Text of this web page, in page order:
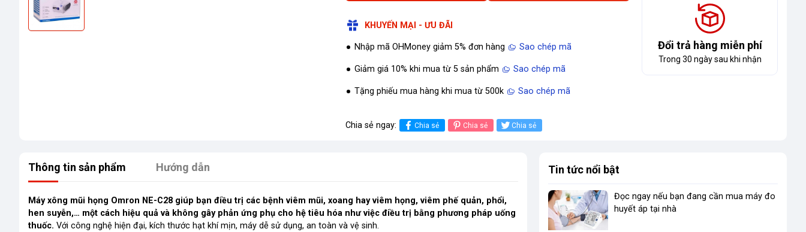
KHUYẾN MẠI - ƯU ĐÃI
Nhập mã OHMoney giảm 5% đơn hàng Sao chép mã
Giảm giá 10% khi mua từ 5 sản phẩm Sao chép mã
Tặng phiếu mua hàng khi mua từ 500k Sao chép mã
Chia sẻ ngay: Chia sẻ Chia sẻ Chia sẻ
Đổi trả hàng miễn phí
Trong 30 ngày sau khi nhận
Thông tin sản phẩm Hướng dẫn
Máy xông mũi họng Omron NE-C28 giúp bạn điều trị các bệnh viêm mũi, xoang hay viêm họng, viêm phế quản, phổi,
hen suyễn,… một cách hiệu quả và không gây phản ứng phụ cho hệ tiêu hóa như việc điều trị bằng phương pháp uống
thuốc. Với công nghệ hiện đại, kích thước hạt khí mịn, máy dễ sử dụng, an toàn và vệ sinh.
Tin tức nổi bật
Đọc ngay nếu bạn đang cần mua máy đo
huyết áp tại nhà